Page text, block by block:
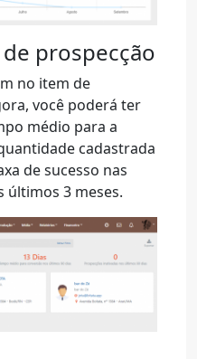
prospecção
no item de
você poderá ter
médio para a
cadastrada
de sucesso nas
últimos 3 meses.